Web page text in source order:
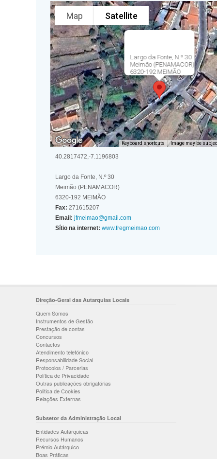
Largo da Fonte, N.º 30
Meimão (PENAMACOR)
6320-192 MEIMÃO
Map Satellite
Keyboard shortcuts Image may be
40.2817472,-7.1196803
Largo da Fonte, N.º 30
Meimão (PENAMACOR)
6320-192 MEIMÃO
Fax: 271615207
Email: jfmeimao@gmail.com
Sítio na internet: www.fregmeimao.com
Direção-Geral das Autarquias Locais
Quem Somos
Instrumentos de Gestão
Prestação de contas
Concursos
Contactos
Atendimento telefónico
Responsabilidade Social
Protocolos / Parcerias
Política de Privacidade
Outras publicações obrigatórias
Politica de Cookies
Relações Externas
Subsetor da Administração Local
Entidades Autárquicas
Recursos Humanos
Prémio Autárquico
Boas Práticas